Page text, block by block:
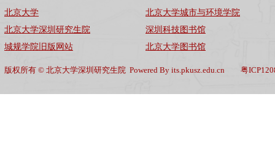
北京大学
北京大学深圳研究生院
城规学院旧版网站
北京大学城市与环境学院
深圳科技图书馆
北京大学图书馆
版权所有 © 北京大学深圳研究生院 Powered By its.pkusz.edu.cn 粤